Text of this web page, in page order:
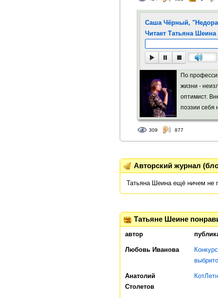
Саша Чёрный,
Читает Татьяна Шеина
По
жизни -
оптимист.
поэзии себя
309 877
Авторский журнал
Татьяна Шеина ещё ничем не
Татьяне Шеине
автор
Любовь Иванова
Анатолий
Столетов